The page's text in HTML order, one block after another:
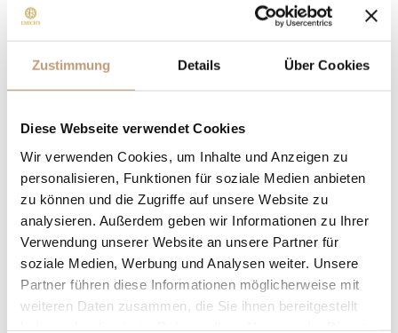
Zustimmung Details Über Cookies
Diese Webseite verwendet Cookies
Wir verwenden Cookies, um Inhalte und Anzeigen zu
personalisieren, Funktionen für soziale Medien anbieten
zu können und die Zugriffe auf unsere Website zu
analysieren. Außerdem geben wir Informationen zu Ihrer
Verwendung unserer Website an unsere Partner für
soziale Medien, Werbung und Analysen weiter. Unsere
Partner führen diese Informationen möglicherweise mit
weiteren Daten zusammen, die Sie ihnen bereitgestellt
Jahre Geschichte. Die Abtei, der
Marstall, die idyllische Parkanlage,
charakteristischen barocken Türmen
unserem EMICH’S Hotel entfernt.
Schmuckkästchen der Architektur
genannt, bietet viel Kultur, aber auch
Natur. Denn rund um das Städtchen
und direkt an unserem Hotel schmiegt
sich der Odenwald mit viel Mischwald
und unzähligen Freizeitmöglichkeiten.